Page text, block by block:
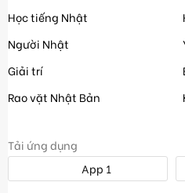
Học tiếng Nhật
Người Nhật
Giải trí
Rao vặt Nhật Bản
Tải ứng dụng
App 1